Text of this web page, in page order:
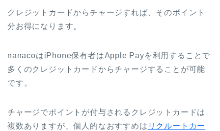
クレジットカードからチャージすれば、そのポイント
分お得になります。
nanacoはiPhone保有者はApple Payを利用することで
多くのクレジットカードからチャージすることが可能
です。
チャージでポイントが付与されるクレジットカードは
複数ありますが、個人的なおすすめは リクルートカー